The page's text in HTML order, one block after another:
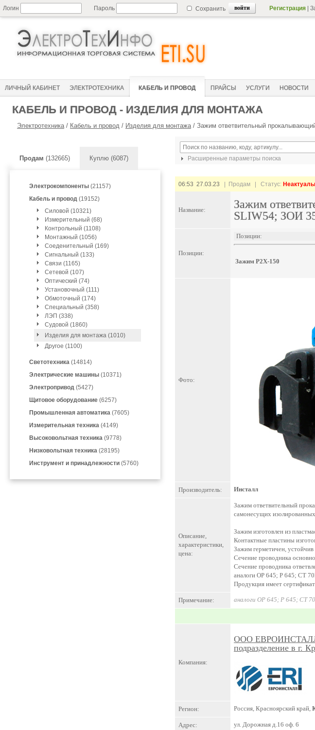
Логин Пароль Сохранить Регистрация
ЛИЧНЫЙ КАБИНЕТ ЭЛЕКТРОТЕХНИКА КАБЕЛЬ И ПРОВОД ПРАЙСЫ УСЛУГИ НОВОСТИ
КАБЕЛЬ И ПРОВОД - ИЗДЕЛИЯ ДЛЯ МОНТАЖА
Электротехника/ Кабель и провод / Изделия для монтажа/ Зажим ответвительный
Продам (132665) Куплю (6087)
Электрокомпоненты (21157)
Кабель и провод (19152)
Силовой (10321)
Измерительный (68)
Контрольный (1108)
Монтажный (1056)
Соеденительный (169)
Сигнальный (133)
Связи (1165)
Сетевой (107)
Оптический (74)
Установочный (111)
Обмоточный (174)
Специальный (358)
ЛЭП (338)
Судовой (1860)
Изделия для монтажа (1010)
Другое (1100)
Светотехника (14814)
Электрические машины (10371)
Электропривод (5427)
Щитовое оборудование (6257)
Промышленная автоматика (7605)
Измерительная техника (4149)
Высоковольтная техника (9778)
Низковольтная техника (28195)
Инструмент и принадлежности (5760)
Расширенные параметры поиска
06:53 27.03.23 | Продам | Статус:
Название:
Зажим
SLIW54; ЗОИ
Позиции:
Позиции:
Зажим P2X-150
Фото:
Производитель: Инсталл
Описание,
характеристики,
цена:
Зажим ответвительный
самонесущих
Зажим изготовлен из
Контактные пластины
Зажим герметичен,
Сечение проводника
Сечение проводника
аналоги OP 645; P 645; CT
Продукция имеет
Примечание: аналоги OP 645; P 645; CT
Компания:
ООО ЕВРОИНСТАЛЛ
подразделение в г.
Регион: Россия, Красноярский край,
Адрес: ул. Дорожная д.16 оф. 6